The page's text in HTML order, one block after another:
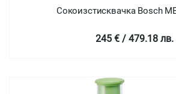
Сокоизстисквачка Bosch
245 € / 479.18 лв.